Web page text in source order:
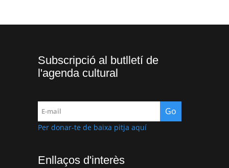
Subscripció al butlletí de
l'agenda cultural
Per donar-te de baixa pitja aquí
Enllaços d'interès